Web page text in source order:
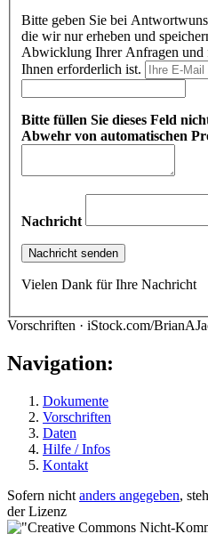
Bitte geben Sie bei
die wir nur erheben und
Abwicklung Ihrer Anfragen und
Ihnen erforderlich ist.
Bitte füllen Sie dieses Feld
Abwehr von automatischen
Nachricht
Vielen Dank für Ihre Nachricht
Vorschriften · iStock.com/
Navigation:
Dokumente
Vorschriften
Daten
Hilfe / Infos
Kontakt
Sofern nicht anders angegeben,
der Lizenz